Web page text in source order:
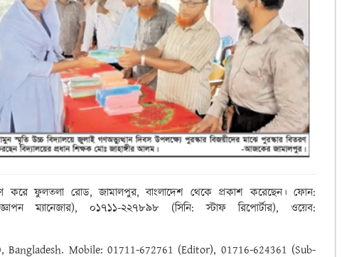
ফুলতলা রোড, জামালপুর, বাংলাদেশ থেকে প্রকাশ করেছেন। ফোন:
ম্যানেজার), ০১৭১১-২২৭৮৯৮ (সিনি: স্টাফ রিপোর্টার), ওয়েব:
Mobile: 01711-672761 (Editor), 01716-624361 (Sub-